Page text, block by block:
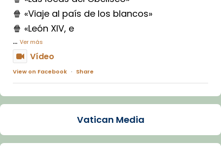
🍿 «Viaje al país de los blancos»
🍿 «León XIV, e
... Ver más
Vídeo
View on Facebook · Share
Arquebisbat de Barcelona
La Carmina va patir depressió. Fa gairebé
dos mesos, a l'Estadi Lluís Companys, la
Vatican Media